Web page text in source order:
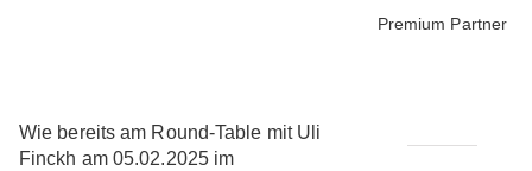
Wie bereits am Round-Table mit Uli
Finckh am 05.02.2025 im
Premium Partner